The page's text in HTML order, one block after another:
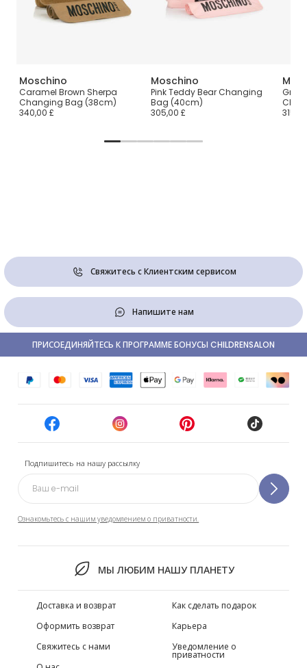
Moschino
Caramel Brown Sherpa
Changing Bag (38cm)
340,00 £
Moschino
Pink Teddy Bear Changing
Bag (40cm)
305,00 £
Grey
Свяжитесь с Клиентским сервисом
Напишите нам
Подпишитесь на нашу рассылку
Ознакомьтесь с нашим уведомлением о приватности.
МЫ ЛЮБИМ НАШУ ПЛАНЕТУ
ПРИСОЕДИНЯЙТЕСЬ К ПРОГРАММЕ БОНУСЫ CHILDRENSALON
Доставка и возврат
Оформить возврат
Свяжитесь с нами
Как сделать подарок
Карьера
Уведомление о
приватности